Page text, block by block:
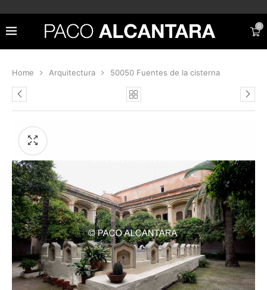
0
Home Arquitectura 50050 Fuentes de la cisterna